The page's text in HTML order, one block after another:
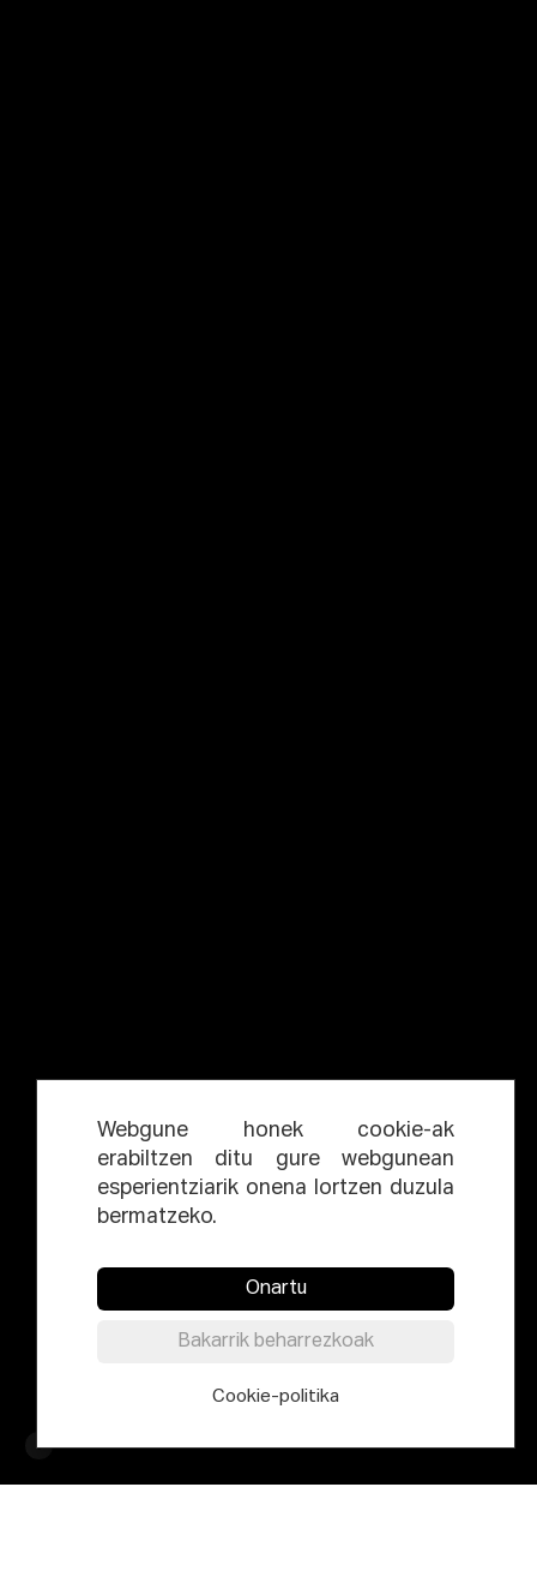
Webgune honek cookie-ak
erabiltzen ditu gure webgunean
esperientziarik onena lortzen duzula
bermatzeko.
Onartu
Bakarrik beharrezkoak
Cookie-politika